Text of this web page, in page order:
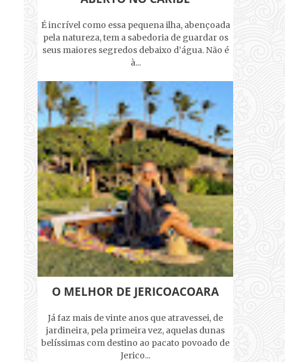
É incrível como essa pequena ilha, abençoada
pela natureza, tem a sabedoria de guardar os
seus maiores segredos debaixo d’água. Não é
à...
O MELHOR DE JERICOACOARA
Já faz mais de vinte anos que atravessei, de
jardineira, pela primeira vez, aquelas dunas
belíssimas com destino ao pacato povoado de
Jerico...